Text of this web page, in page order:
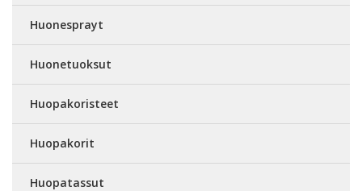
Huonesprayt
Huonetuoksut
Huopakoristeet
Huopakorit
Huopatassut